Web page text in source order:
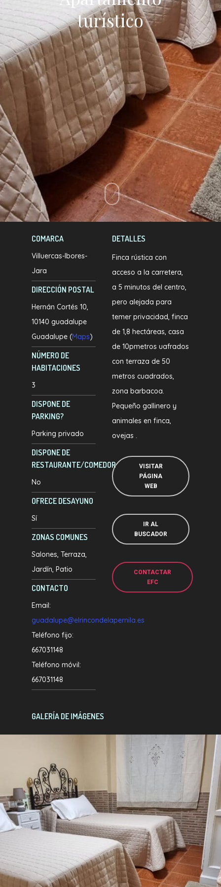
turístico
COMARCA
Villuercas-Ibores-
Jara
DIRECCIÓN POSTAL
Hernán Cortés 10,
10140 guadalupe
Guadalupe (Maps)
NÚMERO DE
HABITACIONES
3
DISPONE DE
PARKING?
Parking privado
DISPONE DE
RESTAURANTE/COMEDOR
No
OFRECE DESAYUNO
Sí
ZONAS COMUNES
Salones Terraza
Jardín Patio
CONTACTO
Email:
guadalupe@elrincondelapernila.es
Teléfono fijo:
667031148
Teléfono móvil:
667031148
DETALLES
Finca rústica con
acceso a la carretera,
a 5 minutos del centro,
pero alejada para
temer privacidad, finca
de 1,8 hectáreas, casa
de 10pmetros uafrados
con terraza de 50
metros cuadrados,
zona barbacoa.
Pequeño gallinero y
animales en finca,
ovejas .
VISITAR
PÁGINA
WEB
IR AL
BUSCADOR
CONTACTAR
EFC
GALERÍA DE IMÁGENES